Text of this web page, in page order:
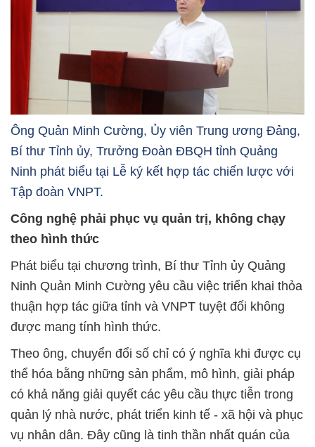
Ông Quản Minh Cường, Ủy viên Trung ương Đảng,
Bí thư Tỉnh ủy, Trưởng Đoàn ĐBQH tỉnh Quảng
Ninh phát biểu tại Lễ ký kết hợp tác chiến lược với
Tập đoàn VNPT.
Công nghệ phải phục vụ quản trị, không chạy
theo hình thức
Phát biểu tại chương trình, Bí thư Tỉnh ủy Quảng
Ninh Quản Minh Cường yêu cầu việc triển khai thỏa
thuận hợp tác giữa tỉnh và VNPT tuyệt đối không
được mang tính hình thức.
Theo ông, chuyển đổi số chỉ có ý nghĩa khi được cụ
thể hóa bằng những sản phẩm, mô hình, giải pháp
có khả năng giải quyết các yêu cầu thực tiễn trong
quản lý nhà nước, phát triển kinh tế - xã hội và phục
vụ nhân dân. Đây cũng là tinh thần nhất quán của